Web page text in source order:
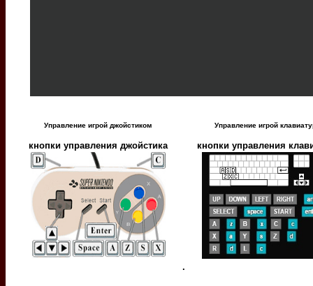
Управление игрой джойстиком
кнопки управления джойстика
Управление игрой
кнопки управления
.